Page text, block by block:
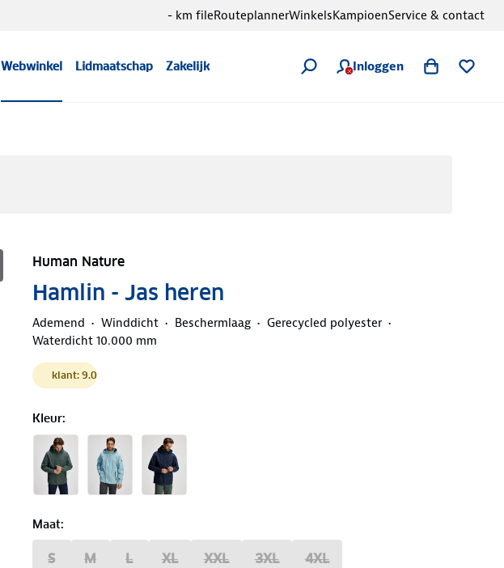
Webwinkel Lidmaatschap Zakelijk Inloggen
- km fileRouteplannerWinkelsKampioenService & contact
Human Nature
Hamlin - Jas heren
Ademend Winddicht Beschermlaag
Gerecycled polyester
Waterdicht 10.000 mm
klant: 9.0
Kleur:
Maat:
S M L XL XXL 3XL 4XL